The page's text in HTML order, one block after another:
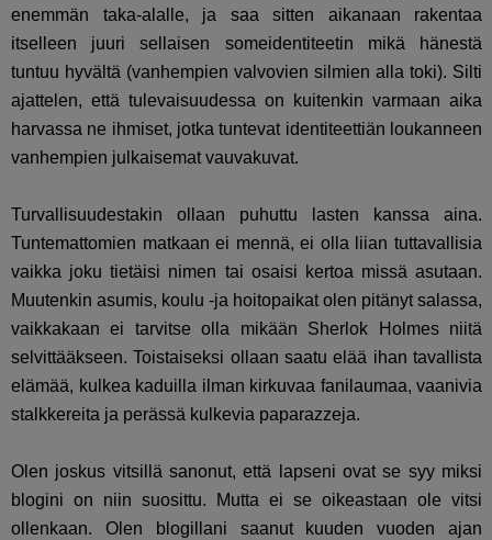
enemmän taka-alalle, ja saa sitten aikanaan rakentaa
itselleen juuri sellaisen someidentiteetin mikä hänestä
tuntuu hyvältä (vanhempien valvovien silmien alla toki). Silti
ajattelen, että tulevaisuudessa on kuitenkin varmaan aika
harvassa ne ihmiset, jotka tuntevat identiteettiän loukanneen
vanhempien julkaisemat vauvakuvat.
Turvallisuudestakin ollaan puhuttu lasten kanssa aina.
Tuntemattomien matkaan ei mennä, ei olla liian tuttavallisia
vaikka joku tietäisi nimen tai osaisi kertoa missä asutaan.
Muutenkin asumis, koulu -ja hoitopaikat olen pitänyt salassa,
vaikkakaan ei tarvitse olla mikään Sherlok Holmes niitä
selvittääkseen. Toistaiseksi ollaan saatu elää ihan tavallista
elämää, kulkea kaduilla ilman kirkuvaa fanilaumaa, vaanivia
stalkkereita ja perässä kulkevia paparazzeja.
Olen joskus vitsillä sanonut, että lapseni ovat se syy miksi
blogini on niin suosittu. Mutta ei se oikeastaan ole vitsi
ollenkaan. Olen blogillani saanut kuuden vuoden ajan